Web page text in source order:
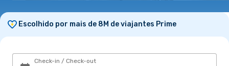
Escolhido por mais de 8M de viajantes Prime
Check-in / Check-out